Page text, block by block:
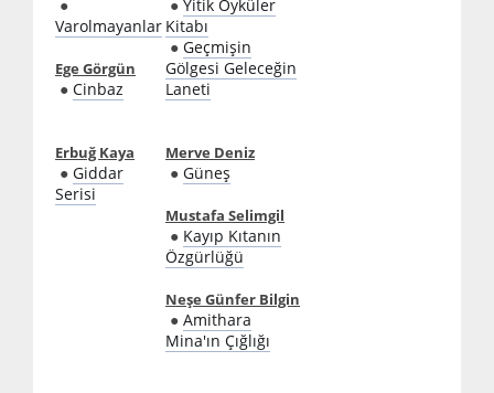
●
Varolmayanlar
Ege Görgün
● Cinbaz
Erbuğ Kaya
● Giddar
Serisi
● Yitik Öyküler
Kitabı
● Geçmişin
Gölgesi Geleceğin
Laneti
Merve Deniz
● Güneş
Mustafa Selimgil
● Kayıp Kıtanın
Özgürlüğü
Neşe Günfer Bilgin
● Amithara
Mina'ın Çığlığı